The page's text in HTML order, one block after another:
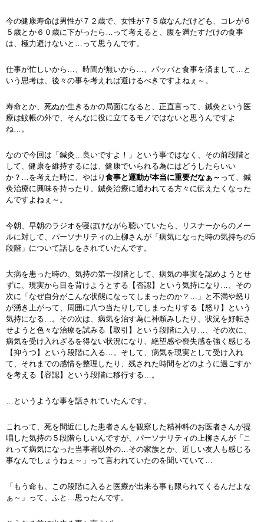
今の健康寿命は男性が７２歳で、女性が７５歳なんだけども、コレが６
５歳とか６０歳に下がったら…って考えると、腹を満たすだけの食事
は、極力避けないと…って思うんです。
仕事が忙しいから…、時間が無いから…、パッパと食事を済まして…と
いう思考は、後々の事を考えれば避けるべきですよねぇ～。
寿命とか、死ぬか生きるかの局面になると、正直言って、鍼灸という医
療は蚊帳の外で、そんなに役に立てるモノではないと思うんですよ
ね…。
なので今回は「鍼灸…良いですよ！」という事ではなく、その前段階と
して、健康を維持するには、健康でいられる為にはどうしたらいい
か？…を考えた時に、やはり 食事と運動が本当に重要だなぁ～ って、鍼
灸治療に興味を持ったり、鍼灸治療に通われてる方々に伝えたくなった
んですよねぇ～。
今朝、早朝のラジオを寝ぼけながら聴いていたら、リスナーからのメー
ルに対して、パーソナリティの上柳さんが「病気になった時の気持ちの5
段階」について話しをされていたんです。
大病を患った時の、気持の第一段階として、病気の事実を認めようとせ
ずに、現実から目を背けようとする【否認】という気持になり…、その
次に「なぜ自分がこんな状態になってしまったのか？…」と不満や怒り
が湧き上がって、周囲に八つ当たりしてしまったりする【怒り】という
気持になる…。その次は、病気を治す為に神頼みしたり、状況を好転さ
せようと色々な治療を試みる【取引】という段階に入り…、その次に、
病気を受け入れざるを得ない状況になり、絶望感や喪失感を強く感じる
【抑うつ】という段階に入る…。そして、病気を現実として受け入れ
て、それまでの感情を整理したり、残された時間をどのように過ごすか
を考える【容認】という段階に移行する…。
…というような事を話されていたんです。
これって、死を間近にした患者さんを観察した精神科のお医者さんが提
唱した気持の５段階らしいんですが、パーソナリティの上柳さんが「こ
れって病気になった当事者以外の…その家族とか、近しい友人も感じる
事なんでしょうねぇ～」って言われていたのを聞いていて…
「もう命も、この段階に入ると医療が出来る事も限られてくるんだよな
ぁ～」って、ふと…思ったんです。